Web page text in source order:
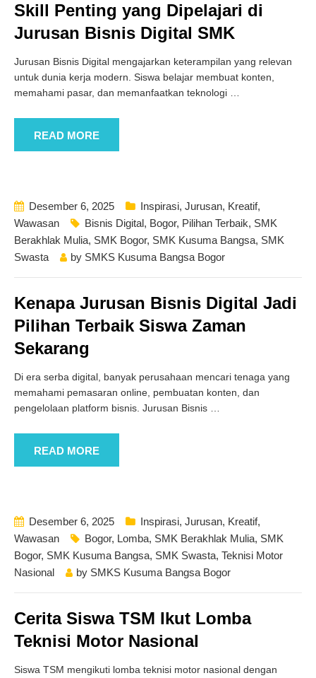
Skill Penting yang Dipelajari di
Jurusan Bisnis Digital SMK
Jurusan Bisnis Digital mengajarkan keterampilan yang relevan
untuk dunia kerja modern. Siswa belajar membuat konten,
memahami pasar, dan memanfaatkan teknologi …
READ MORE
Desember 6, 2025 Inspirasi, Jurusan, Kreatif,
Wawasan
Bisnis Digital, Bogor, Pilihan Terbaik, SMK
Berakhlak Mulia, SMK Bogor, SMK Kusuma Bangsa, SMK
Swasta
by SMKS Kusuma Bangsa Bogor
Kenapa Jurusan Bisnis Digital Jadi
Pilihan Terbaik Siswa Zaman
Sekarang
Di era serba digital, banyak perusahaan mencari tenaga yang
memahami pemasaran online, pembuatan konten, dan
pengelolaan platform bisnis. Jurusan Bisnis …
READ MORE
Desember 6, 2025 Inspirasi, Jurusan, Kreatif,
Wawasan
Bogor, Lomba, SMK Berakhlak Mulia, SMK
Bogor, SMK Kusuma Bangsa, SMK Swasta, Teknisi Motor
Nasional
by SMKS Kusuma Bangsa Bogor
Cerita Siswa TSM Ikut Lomba
Teknisi Motor Nasional
Siswa TSM mengikuti lomba teknisi motor nasional dengan